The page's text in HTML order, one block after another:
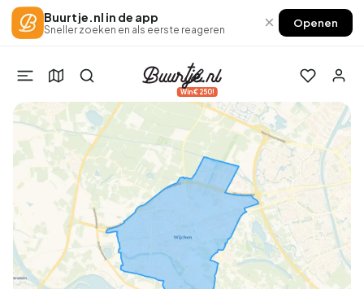
Buurtje.nl in de app
Sneller zoeken en als eerste reageren × Openen
Win €250!